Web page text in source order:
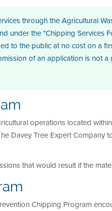
through the Agricultural
under the "Chipping Services
to the public at no cost on a
of an application is not a
operations located
Davey Tree Expert Company
that would result if the
Chipping Program